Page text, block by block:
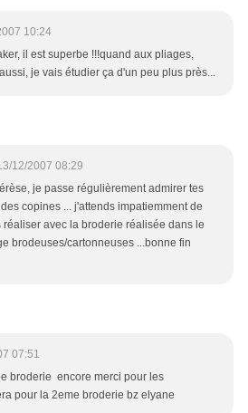
10:24
il est superbe !!!quand aux pliages,
je vais étudier ça d'un peu plus près...
12/2007 08:29
je passe régulièrement admirer tes
copines ... j'attends impatiemment de
réaliser avec la broderie réalisée dans le
brodeuses/cartonneuses ...bonne fin
07:51
broderie encore merci pour les
pour la 2eme broderie bz elyane